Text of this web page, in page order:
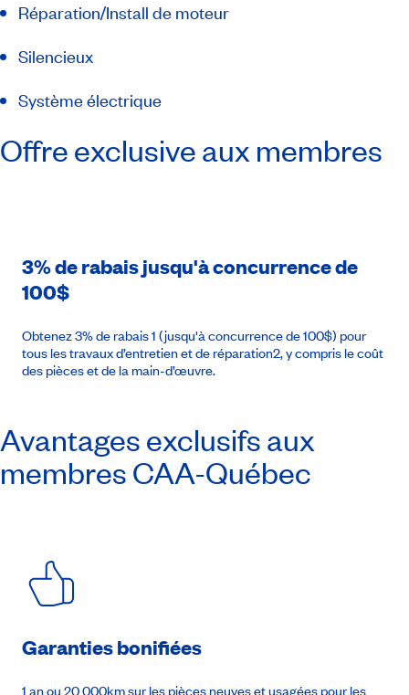
Réparation/Install de moteur
Silencieux
Système électrique
Offre exclusive aux membres
3% de rabais jusqu'à concurrence de
100$
Obtenez 3% de rabais 1 (jusqu'à concurrence de 100$) pour
tous les travaux d’entretien et de réparation2, y compris le coût
des pièces et de la main-d’œuvre.
Avantages exclusifs aux
membresCAA-Québec
Garanties bonifiées
1 an ou 20 000km sur les pièces neuves et usagées pour les